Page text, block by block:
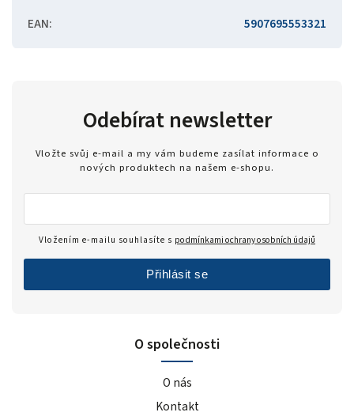
EAN: 5907695553321
O společnosti
O nás
Kontakt
Odebírat newsletter
Vložte svůj e-mail a my vám budeme zasílat informace o
nových produktech na našem e-shopu.
Vložením e-mailu souhlasíte s podmínkami ochrany osobních údajů
Přihlásit se